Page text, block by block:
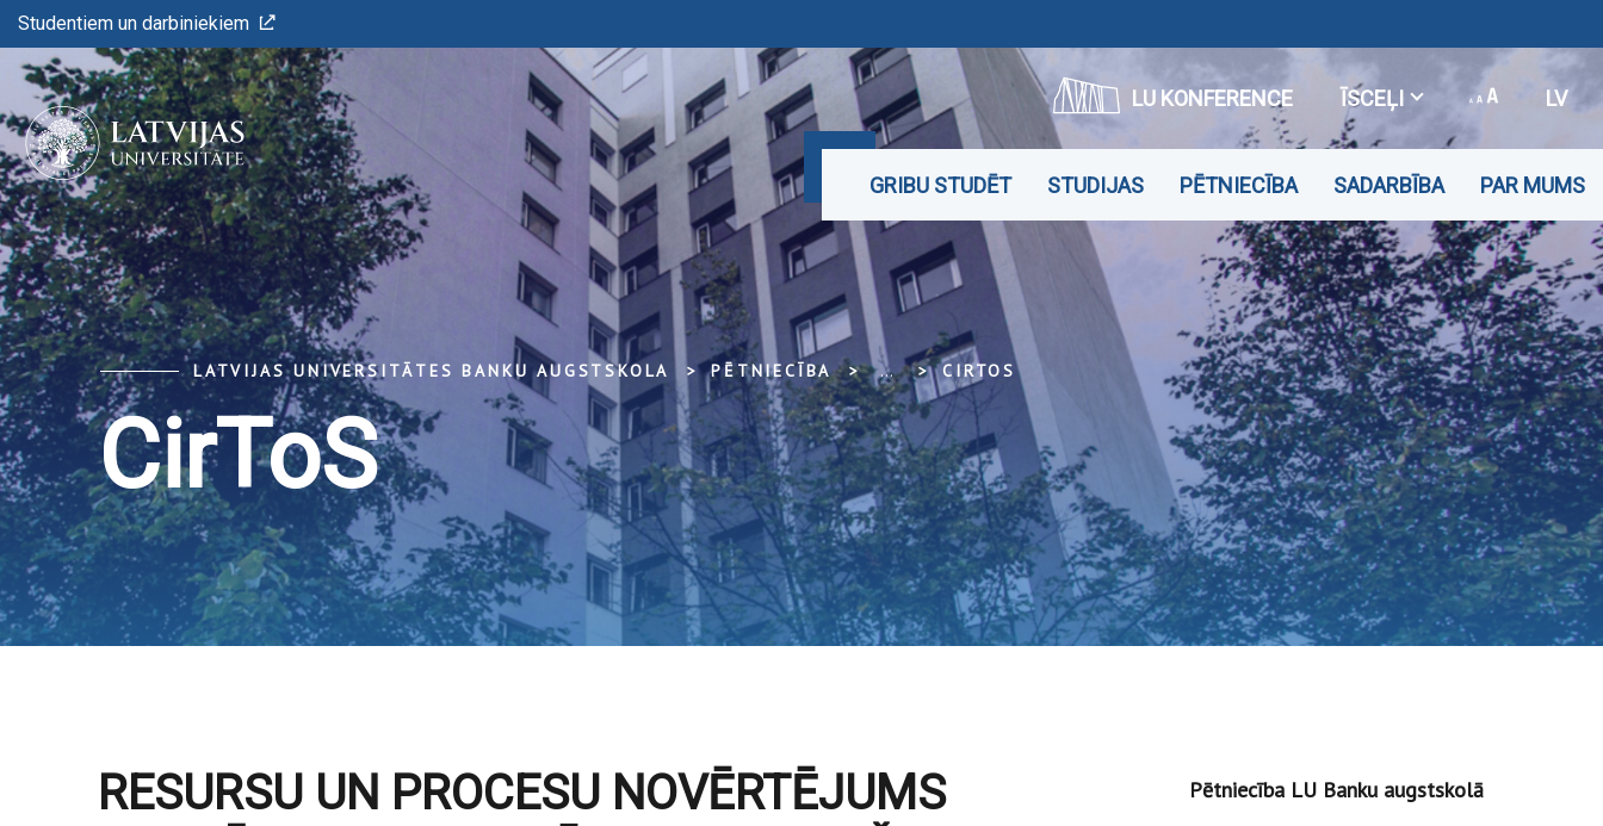
Studentiem un darbiniekiem
LU KONFERENCE ĪSCEĻI LV
GRIBU STUDĒT STUDIJAS PĒTNIECĪBA SADARBĪBA PAR MUMS
LATVIJAS UNIVERSITĀTES BANKU AUGSTSKOLA PĒTNIECĪBA ... CIRTOS
CirToS
RESURSU UN PROCESU NOVĒRTĒJUMS
Pētniecība LU Banku augstskolā